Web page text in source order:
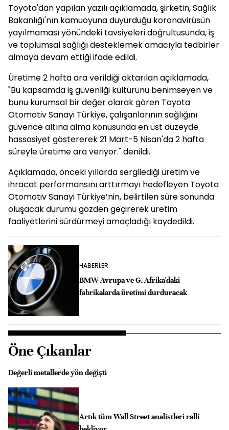
Toyota'dan yapılan yazılı açıklamada, şirketin, Sağlık
Bakanlığı'nın kamuoyuna duyurduğu koronavirüsün
yayılmaması yönündeki tavsiyeleri doğrultusunda, iş
ve toplumsal sağlığı desteklemek amacıyla tedbirler
almaya devam ettiği ifade edildi.
Üretime 2 hafta ara verildiği aktarılan açıklamada,
"Bu kapsamda iş güvenliği kültürünü benimseyen ve
bunu kurumsal bir değer olarak gören Toyota
Otomotiv Sanayi Türkiye, çalışanlarının sağlığını
güvence altına alma konusunda en üst düzeyde
hassasiyet göstererek 21 Mart-5 Nisan'da 2 hafta
süreyle üretime ara veriyor." denildi.
Açıklamada, önceki yıllarda sergilediği üretim ve
ihracat performansını arttırmayı hedefleyen Toyota
Otomotiv Sanayi Türkiye’nin, belirtilen süre sonunda
oluşacak durumu gözden geçirerek üretim
faaliyetlerini sürdürmeyi amaçladığı kaydedildi.
HABERLER
BMW Avrupa ve G. Afrika'daki
fabrikalarda üretimi durduracak
Öne Çıkanlar
Değerli metallerde yön değişti
Artık tüm Wall Street analistleri ralli